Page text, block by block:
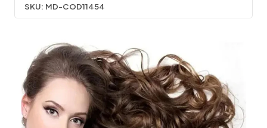
SKU: MD-COD11454